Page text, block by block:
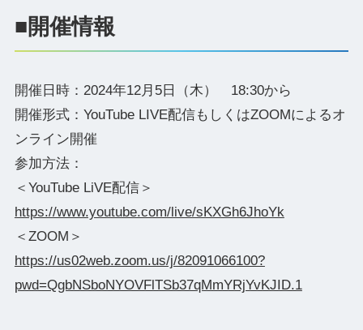
■開催情報
開催日時：2024年12月5日（木） 18:30から
開催形式：YouTube LIVE配信もしくはZOOMによるオ
ンライン開催
参加方法：
＜YouTube LiVE配信＞
https://www.youtube.com/live/sKXGh6JhoYk
＜ZOOM＞
https://us02web.zoom.us/j/82091066100?
pwd=QgbNSboNYOVFlTSb37qMmYRjYvKJID.1